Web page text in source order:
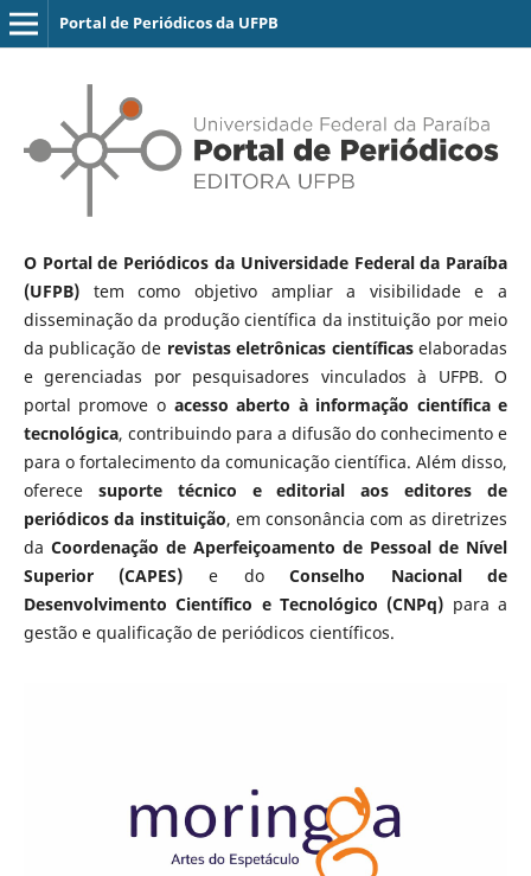
Portal de Periódicos da UFPB
O Portal de Periódicos da Universidade Federal da Paraíba
(UFPB)tem como objetivo ampliar a visibilidade e a
disseminação da produção científica da instituição por meio
da publicação de revistas eletrônicas científicaselaboradas
e gerenciadas por pesquisadores vinculados à UFPB. O
portal promove o acesso aberto à informação científica e
tecnológica, contribuindo para a difusão do conhecimento e
para o fortalecimento da comunicação científica. Além disso,
oferece suporte técnico e editorial aos editores de
periódicos da instituição, em consonância com as diretrizes
da Coordenação de Aperfeiçoamento de Pessoal de Nível
Superior (CAPES) e doConselho Nacional de
Desenvolvimento Científico e Tecnológico (CNPq) para a
gestão e qualificação de periódicos científicos.